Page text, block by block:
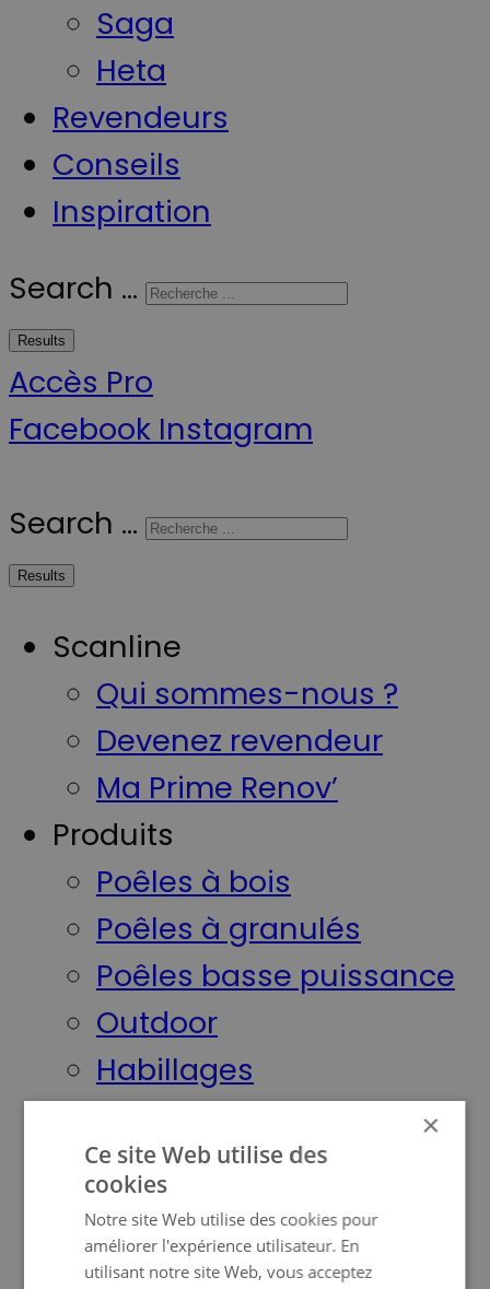
Saga
Heta
Revendeurs
Conseils
Inspiration
Search ...
Results
Accès Pro
Facebook Instagram
Search ...
Results
Scanline
Qui sommes-nous ?
Devenez revendeur
Ma Prime Renov’
Produits
Poêles à bois
Poêles à granulés
Poêles basse puissance
Outdoor
Habillages
Meteor
Jydepejsen
Saga
×
Ce site Web utilise des
cookies
Notre site Web utilise des cookies pour
améliorer l'expérience utilisateur. En
utilisant notre site Web, vous acceptez